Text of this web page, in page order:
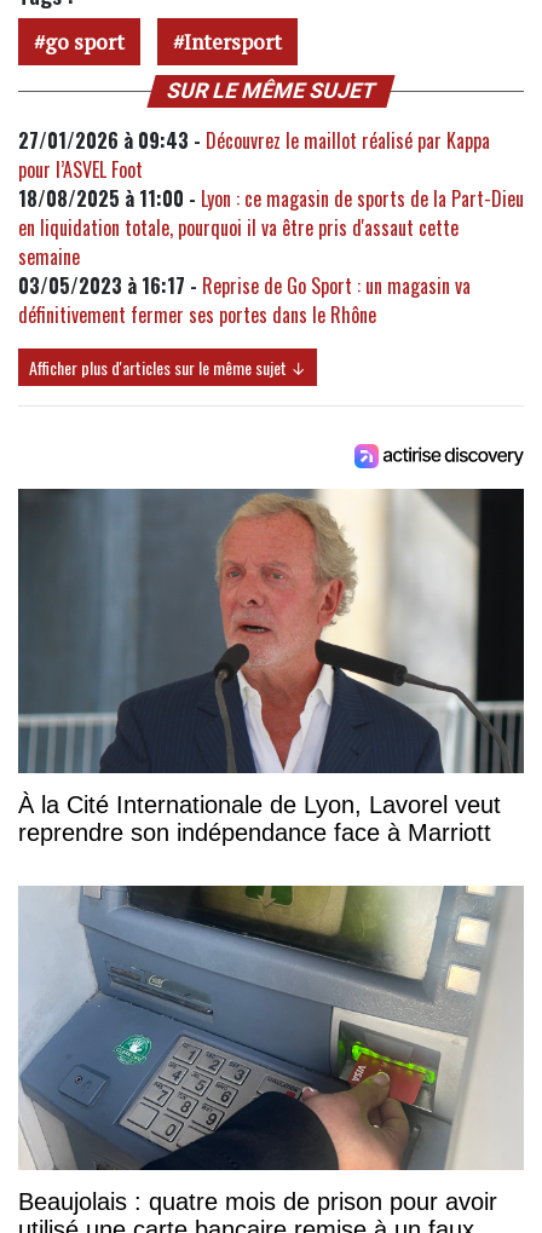
go sport Intersport
SUR LE MÊME SUJET
27/01/2026 à 09:43 - Découvrez le maillot réalisé par Kappa
pour l’ASVEL Foot
18/08/2025 à 11:00 - Lyon : ce magasin de sports de la Part-Dieu
en liquidation totale, pourquoi il va être pris d'assaut cette
semaine
03/05/2023 à 16:17 - Reprise de Go Sport : un magasin va
définitivement fermer ses portes dans le Rhône
Afficher plus d'articles sur le même sujet ↓
À la Cité Internationale de Lyon, Lavorel veut
reprendre son indépendance face à Marriott
Beaujolais : quatre mois de prison pour avoir